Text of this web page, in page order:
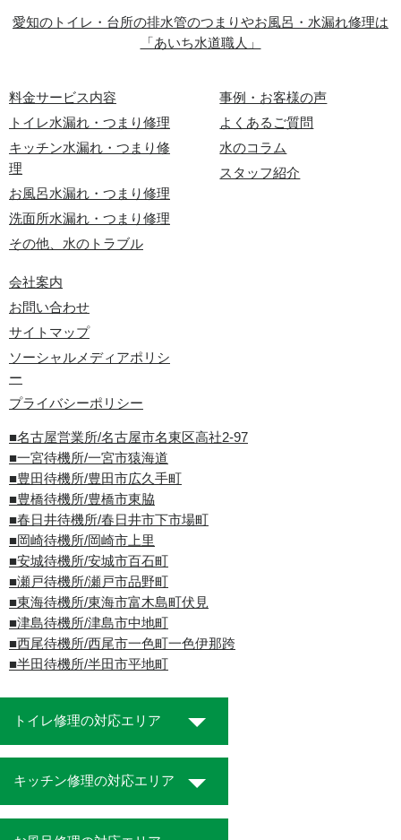
愛知のトイレ・台所の排水管のつまりやお風呂・水漏れ修理は
「あいち水道職人」
料金サービス内容
トイレ水漏れ・つまり修理
キッチン水漏れ・つまり修
理
お風呂水漏れ・つまり修理
洗面所水漏れ・つまり修理
その他、水のトラブル
事例・お客様の声
よくあるご質問
水のコラム
スタッフ紹介
会社案内
お問い合わせ
サイトマップ
ソーシャルメディアポリシ
ー
プライバシーポリシー
■名古屋営業所/名古屋市名東区高社2-97
■一宮待機所/一宮市猿海道
■豊田待機所/豊田市広久手町
■豊橋待機所/豊橋市東脇
■春日井待機所/春日井市下市場町
■岡崎待機所/岡崎市上里
■安城待機所/安城市百石町
■瀬戸待機所/瀬戸市品野町
■東海待機所/東海市富木島町伏見
■津島待機所/津島市中地町
■西尾待機所/西尾市一色町一色伊那跨
■半田待機所/半田市平地町
トイレ修理の対応エリア
キッチン修理の対応エリア